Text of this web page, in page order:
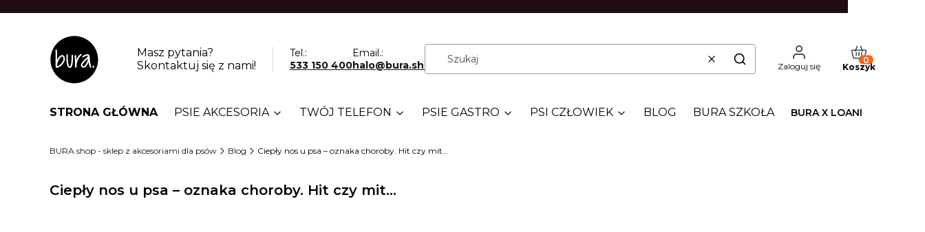
Masz pytania?
Skontaktuj się z nami!
Tel.:
533 150 400
Email.:
halo@bura.shop
WyczyśćSzukaj Zaloguj się
Produkty w
Koszyk
STRONA GŁÓWNA PSIE AKCESORIA TWÓJ TELEFON PSIE GASTRO PSI CZŁOWIEK BLOG BURA SZKOŁA BURA X LOANI
BURA shop - sklep z akcesoriami dla psów Blog Ciepły nos u psa – oznaka choroby. Hit czy mit…
Ciepły nos u psa – oznaka choroby. Hit czy mit…